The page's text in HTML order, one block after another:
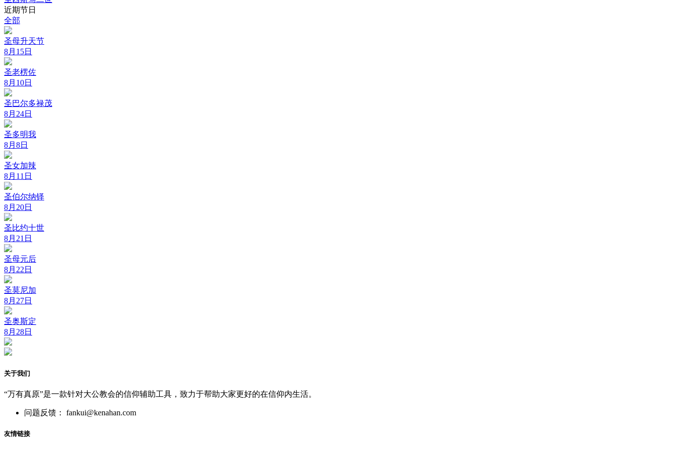
近期节日
全部
圣母升天节
8月15日
圣老楞佐
8月10日
圣巴尔多禄茂
8月24日
圣多明我
8月8日
圣女加辣
8月11日
圣伯尔纳铎
8月20日
圣比约十世
8月21日
圣母元后
8月22日
圣莫尼加
8月27日
圣奥斯定
8月28日
关于我们
“万有真原”是一款针对大公教会的信仰辅助工具，致力于帮助大家更好的在信仰内生活。
问题反馈： fankui@kenahan.com
友情链接